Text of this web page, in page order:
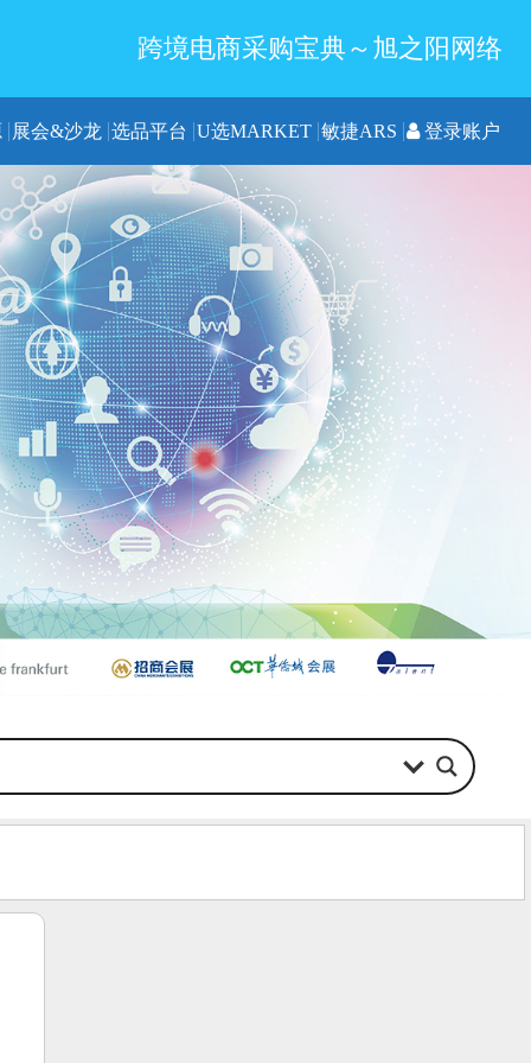
跨境电商采购宝典～旭之阳网络
展会&沙龙 选品平台 U选MARKET 敏捷ARS 登录账户